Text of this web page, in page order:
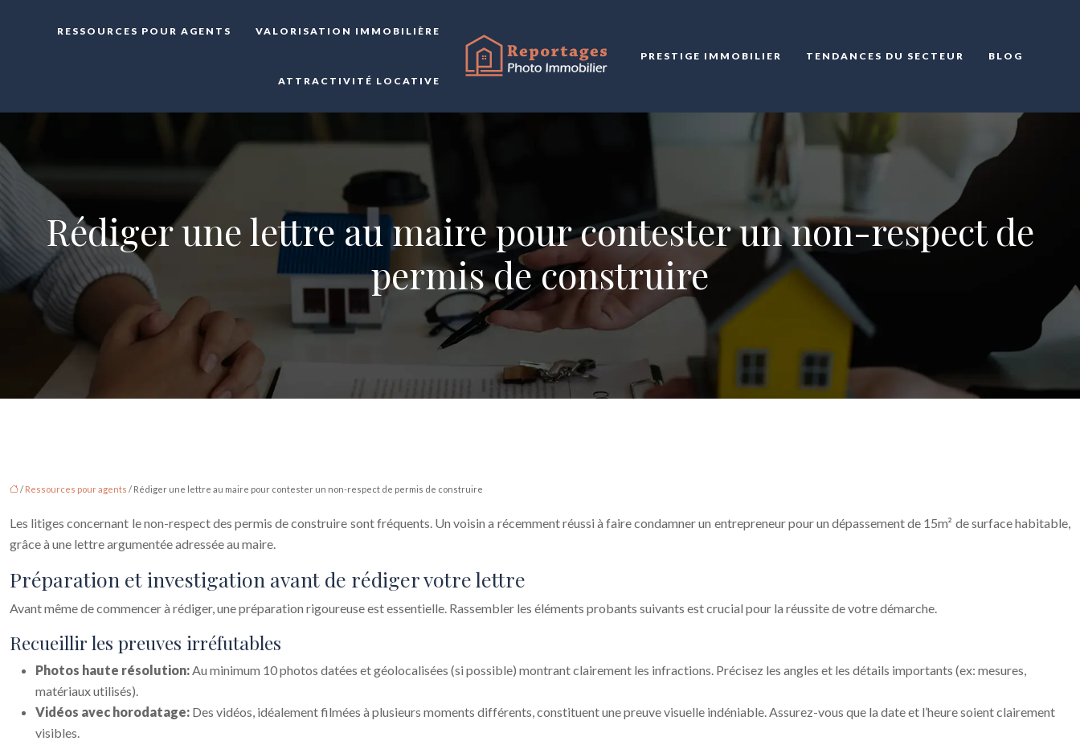
VALORISATION IMMOBILIÈRE
RESSOURCES POUR AGENTS
ATTRACTIVITÉ LOCATIVE
PRESTIGE IMMOBILIER TENDANCES DU SECTEUR BLOG
Rédiger une lettre au maire pour contester un non-respect de
permis de construire
/ Ressources pour agents / Rédiger une lettre au maire pour contester un non-respect de permis de construire
Les litiges concernant le non-respect des permis de construire sont fréquents. Un voisin a récemment réussi à faire condamner un entrepreneur pour un dépassement de 15m² de surface habitable,
grâce à une lettre argumentée adressée au maire.
Préparation et investigation avant de rédiger votre lettre
Avant même de commencer à rédiger, une préparation rigoureuse est essentielle. Rassembler les éléments probants suivants est crucial pour la réussite de votre démarche.
Recueillir les preuves irréfutables
Photos haute résolution:Au minimum 10 photos datées et géolocalisées (si possible) montrant clairement les infractions. Précisez les angles et les détails importants (ex: mesures,
matériaux utilisés).
Vidéos avec horodatage: Des vidéos, idéalement filmées à plusieurs moments différents, constituent une preuve visuelle indéniable. Assurez-vous que la date et l’heure soient clairement
visibles.